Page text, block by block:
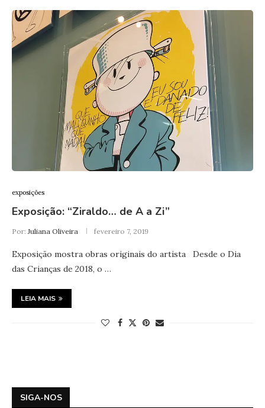
exposições
Exposição: “Ziraldo… de A a Zi”
Por:Juliana Oliveira fevereiro 7, 2019
Exposição mostra obras originais do artista Desde o Dia
das Crianças de 2018, o …
LEIA MAIS
SIGA-NOS